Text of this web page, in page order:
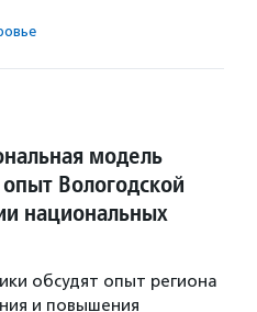
модель
Вологодской
национальных
обсудят опыт региона
и повышения